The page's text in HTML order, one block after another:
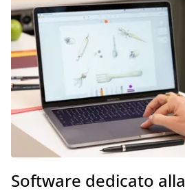
Software dedicato